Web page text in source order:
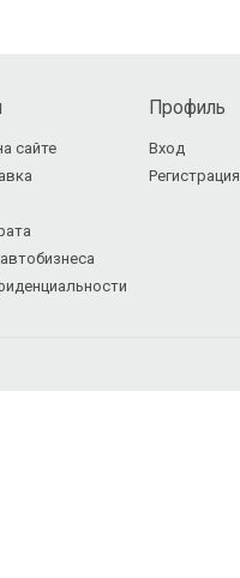
сайте
Профиль
Вход
Регистрация